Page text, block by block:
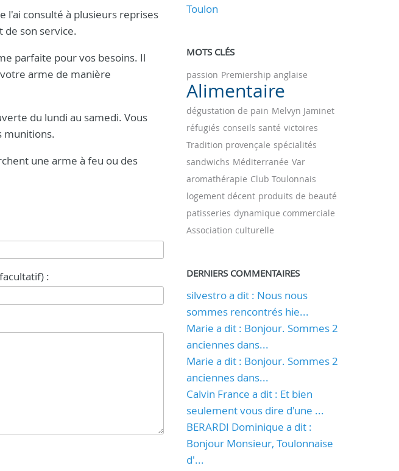
l'ai consulté à plusieurs reprises
de son service.
parfaite pour vos besoins. Il
arme de manière
du lundi au samedi. Vous
munitions.
une arme à feu ou des
:
Toulon
MOTS CLÉS
passion Premiership anglaise
Alimentaire
dégustation de pain Melvyn Jaminet
réfugiés conseils santé victoires
Tradition provençale spécialités
sandwichs Méditerranée Var
aromathérapie Club Toulonnais
logement décent produits de beauté
patisseries dynamique commerciale
Association culturelle
DERNIERS COMMENTAIRES
silvestro a dit : Nous nous
sommes rencontrés hie...
Marie a dit : Bonjour. Sommes 2
anciennes dans...
Marie a dit : Bonjour. Sommes 2
anciennes dans...
Calvin France a dit : Et bien
seulement vous dire d'une ...
BERARDI Dominique a dit :
Bonjour Monsieur, Toulonnaise
d'...